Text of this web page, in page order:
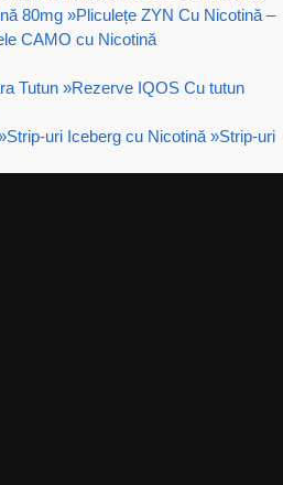
80mg »Pliculețe ZYN Cu Nicotină –
CAMO cu Nicotină
Tutun »Rezerve IQOS Cu tutun
Strip-uri Iceberg cu Nicotină »Strip-uri